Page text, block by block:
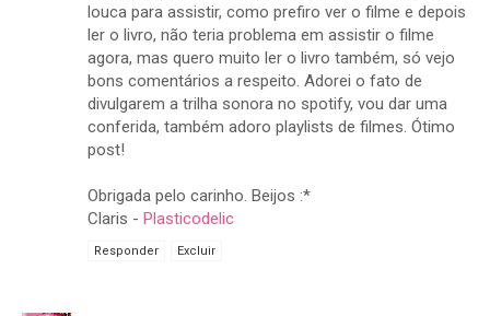
louca para assistir, como prefiro ver o filme e depois
ler o livro, não teria problema em assistir o filme
agora, mas quero muito ler o livro também, só vejo
bons comentários a respeito. Adorei o fato de
divulgarem a trilha sonora no spotify, vou dar uma
conferida, também adoro playlists de filmes. Ótimo
post!
Obrigada pelo carinho. Beijos :*
Claris - Plasticodelic
Responder Excluir